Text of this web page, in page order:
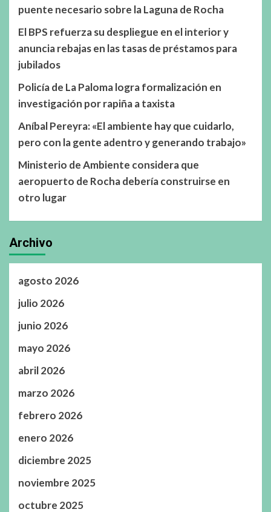
puente necesario sobre la Laguna de Rocha
El BPS refuerza su despliegue en el interior y
anuncia rebajas en las tasas de préstamos para
jubilados
Policía de La Paloma logra formalización en
investigación por rapiña a taxista
Aníbal Pereyra: «El ambiente hay que cuidarlo,
pero con la gente adentro y generando trabajo»
Ministerio de Ambiente considera que
aeropuerto de Rocha debería construirse en
otro lugar
Archivo
agosto 2026
julio 2026
junio 2026
mayo 2026
abril 2026
marzo 2026
febrero 2026
enero 2026
diciembre 2025
noviembre 2025
octubre 2025